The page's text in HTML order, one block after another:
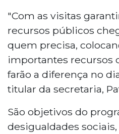
"Com as visitas
recursos públicos
quem precisa,
importantes recursos
farão a diferença no
titular da secretaria,
São objetivos do
desigualdades